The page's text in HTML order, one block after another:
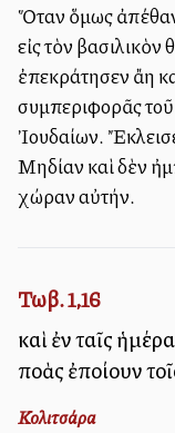
Ὅταν ὅμως
εἰς τὸν
ἐπεκράτησεν ἄλλη
συμπεριφορᾶς
Ἰουδαίων.
Μηδίαν καὶ δὲν
χώραν αὐτήν.
Τωβ. 1,16
καὶ ἐν ταῖς
πολλὰς ἐποίουν
Κολιτσάρα